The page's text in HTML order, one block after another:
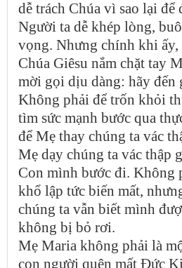
dễ trách Chúa vì sao lại để
Người ta dễ khép lòng,
vọng. Nhưng chính khi
Chúa Giêsu nắm chặt tay
mời gọi dịu dàng: hãy đến
Không phải để trốn khỏi
tìm sức mạnh bước qua
để Mẹ thay chúng ta vác
Mẹ dạy chúng ta vác thập
Con mình bước đi. Không
khổ lập tức biến mất,
chúng ta vẫn biết mình
không bị bỏ rơi.
Mẹ Maria không phải là
con người quên mất Đức